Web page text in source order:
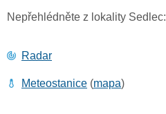
Nepřehlédněte z lokality Sedlec:
Radar
Meteostanice (mapa)